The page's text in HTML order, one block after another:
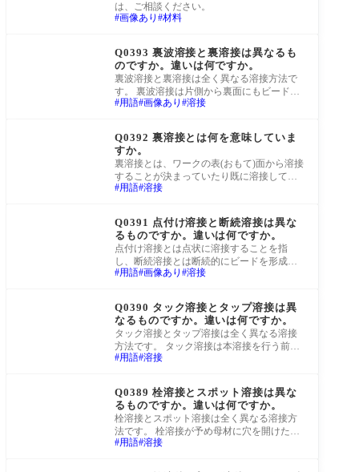
は、ご相談ください。
画像あり
材料
Q0393 裏波溶接と裏溶接は異なるも
のですか。違いは何ですか。
裏波溶接と裏溶接は全く異なる溶接方法で
す。 裏波溶接は片側から裏面にもビードが
出るよう溶接を行うことで、裏溶接とは表
用語 画像あり 溶接
Q0392 裏溶接とは何を意味していま
すか。
裏溶接とは、ワークの表(おもて)面から溶接
することが決まっていたり既に溶接してあ
る溶接ビードに対し、裏面からも溶接する
用語 溶接
Q0391 点付け溶接と断続溶接は異な
るものですか。違いは何ですか。
点付け溶接とは点状に溶接することを指
し、断続溶接とは断続的にビードを形成し
ながら溶接することを指します。そのいう
用語 画像あり 溶接
Q0390 タック溶接とタップ溶接は異
なるものですか。違いは何ですか。
タック溶接とタップ溶接は全く異なる溶接
方法です。 タック溶接は本溶接を行う前の
いわゆる仮付け溶接のことで、タップ溶接
用語 溶接
Q0389 栓溶接とスポット溶接は異な
るものですか。違いは何ですか。
栓溶接とスポット溶接は全く異なる溶接方
法です。 栓溶接が予め母材に穴を開けたう
えでTIG溶接などで肉盛りを行うのに対し、
用語 溶接